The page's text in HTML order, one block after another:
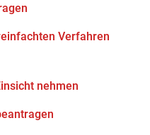
Verfahren
nehmen